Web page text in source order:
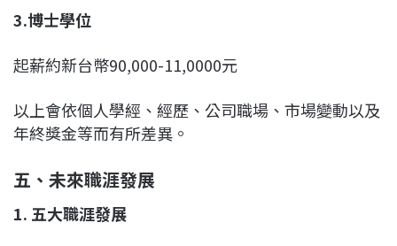
3.博士學位
起薪約新台幣90,000-11,0000元
以上會依個人學經、經歷、公司職場、市場變動以及
年終獎金等而有所差異。
五、未來職涯發展
1. 五大職涯發展